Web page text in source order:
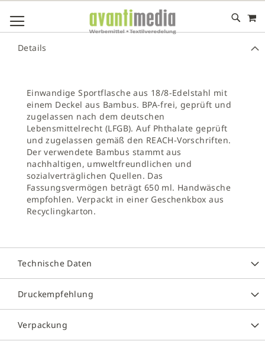
DIREKT
ZUM
# DRÜCKEN SIE DIE EINGABETASTE, UM DIE SUCHE ZU
Details
Einwandige Sportflasche aus 18/8-Edelstahl mit
einem Deckel aus Bambus. BPA-frei, geprüft und
zugelassen nach dem deutschen
Lebensmittelrecht (LFGB). Auf Phthalate geprüft
und zugelassen gemäß den REACH-Vorschriften.
Der verwendete Bambus stammt aus
nachhaltigen, umweltfreundlichen und
sozialverträglichen Quellen. Das
Fassungsvermögen beträgt 650 ml. Handwäsche
empfohlen. Verpackt in einer Geschenkbox aus
Recyclingkarton.
Technische Daten
Druckempfehlung
Verpackung